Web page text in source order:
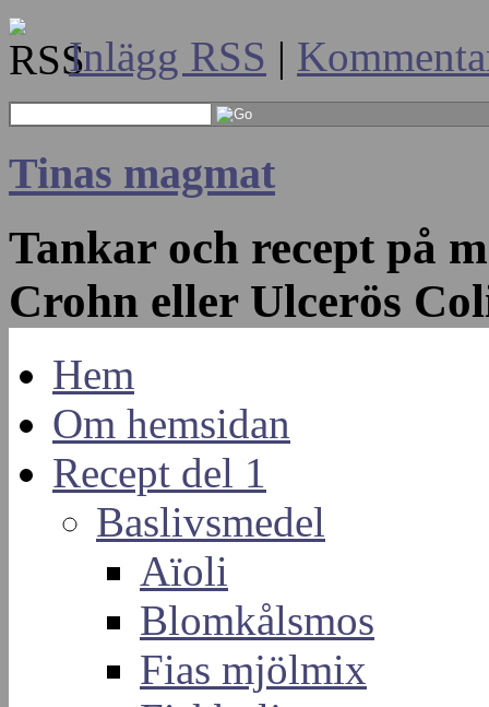
Inlägg RSS |
Tinas magmat
Tankar och recept på
Crohn eller Ulcerös
Hem
Om hemsidan
Recept del 1
Baslivsmedel
Aïoli
Blomkålsmos
Fias mjölmix